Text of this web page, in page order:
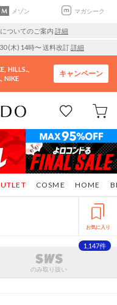
メゾン マガシーク
ついてのご案内 詳細
(木) 14時〜 送料改訂詳細
HILLS..
NIKE
キャンペーン
COSME HOME
お気に入り
1,147件
のみ取り扱い